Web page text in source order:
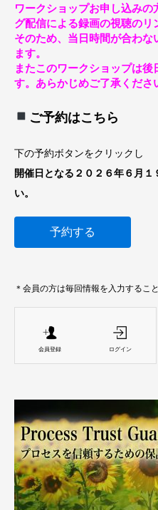
ワークショップお申し込み
グ配信による録画の視聴のリ
そのため、当日時間が合わ
ます。
またこのワークショップは
す。あらかじめご了承くださ
ご予約はこちら
下の予約ボタンをクリックし
開催日となる２０２６年６月
い。
予約する
＊会員の方は毎回情報を入力するこ
会員登録 ログイン